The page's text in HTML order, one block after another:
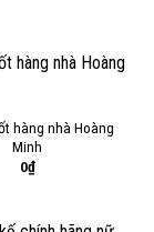
hàng nhà Hoàng
Minh
0₫